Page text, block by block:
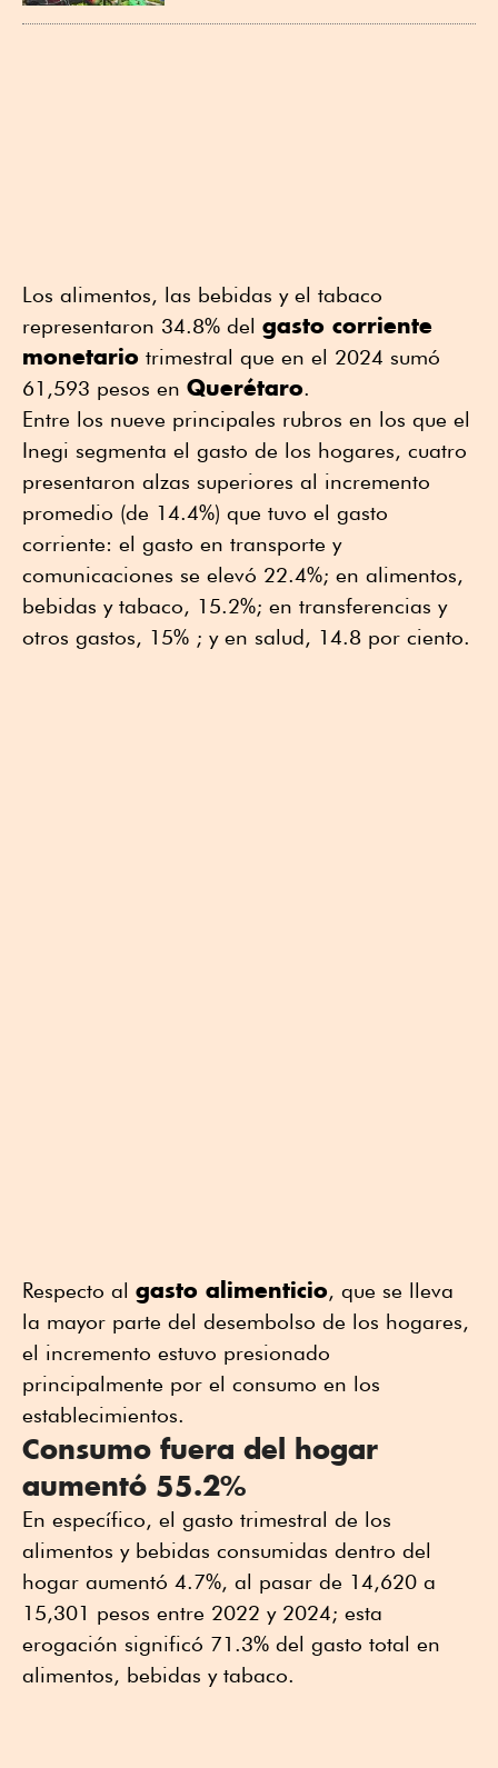
Los alimentos, las bebidas y el tabaco
representaron 34.8% del gasto corriente
monetario trimestral que en el 2024 sumó
61,593 pesos en Querétaro.
Entre los nueve principales rubros en los que el
Inegi segmenta el gasto de los hogares, cuatro
presentaron alzas superiores al incremento
promedio (de 14.4%) que tuvo el gasto
corriente: el gasto en transporte y
comunicaciones se elevó 22.4%; en alimentos,
bebidas y tabaco, 15.2%; en transferencias y
otros gastos, 15% ; y en salud, 14.8 por ciento.
Respecto al gasto alimenticio, que se lleva
la mayor parte del desembolso de los hogares,
el incremento estuvo presionado
principalmente por el consumo en los
establecimientos.
Consumo fuera del hogar
aumentó 55.2%
En específico, el gasto trimestral de los
alimentos y bebidas consumidas dentro del
hogar aumentó 4.7%, al pasar de 14,620 a
15,301 pesos entre 2022 y 2024; esta
erogación significó 71.3% del gasto total en
alimentos, bebidas y tabaco.